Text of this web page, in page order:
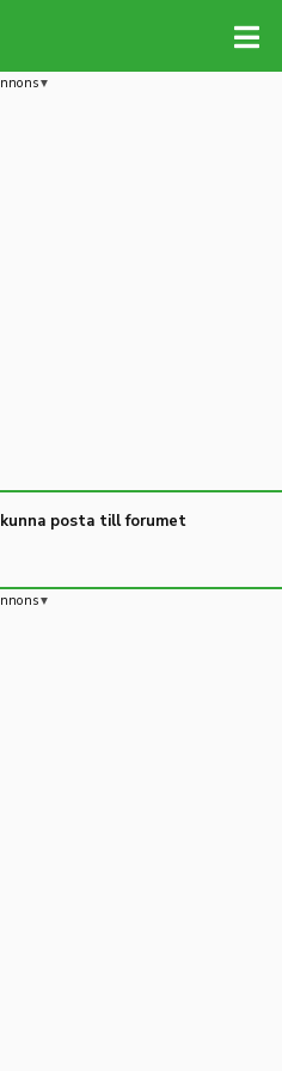
posta till forumet